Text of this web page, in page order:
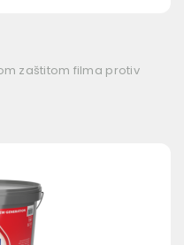
zaštitom filma protiv